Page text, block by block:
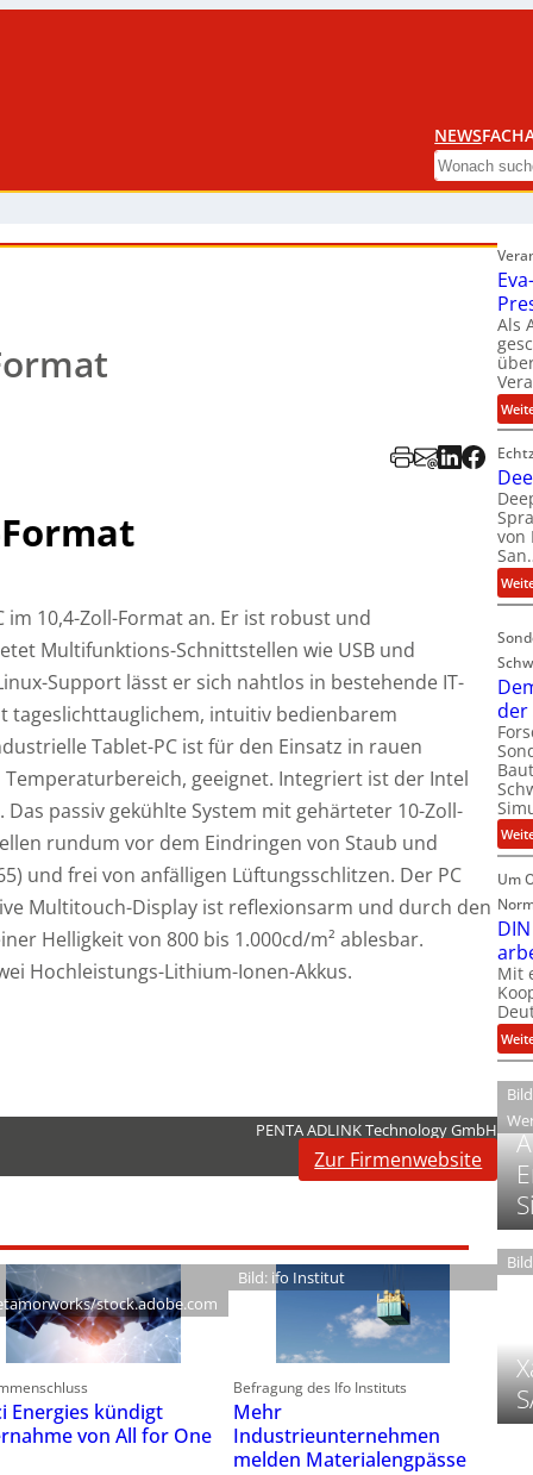
NEWS
Search
10,4-Zoll-Format an. Er ist robust und
Multifunktions-Schnittstellen wie USB und
Support lässt er sich nahtlos in bestehende IT-
intuitiv bedienbarem
Tablet-PC ist für den Einsatz in rauen
geeignet. Integriert ist der Intel
passiv gekühlte System mit gehärteter 10-Zoll-
rundum vor dem Eindringen von Staub und
und frei von anfälligen Lüftungsschlitzen. Der PC
Multitouch-Display ist reflexionsarm und durch den
Helligkeit von 800 bis 1.000cd/m² ablesbar.
Hochleistungs-Lithium-Ionen-Akkus.
PENTA ADLINK Technology GmbH
Zur Firmenwebsite
stock.adobe.com
Energies kündigt
von All for One
Bild: ifo Institut
Befragung des Ifo Instituts
Mehr
Industrieunternehmen
melden Materialengpässe
Als
von
der
Um
Mit